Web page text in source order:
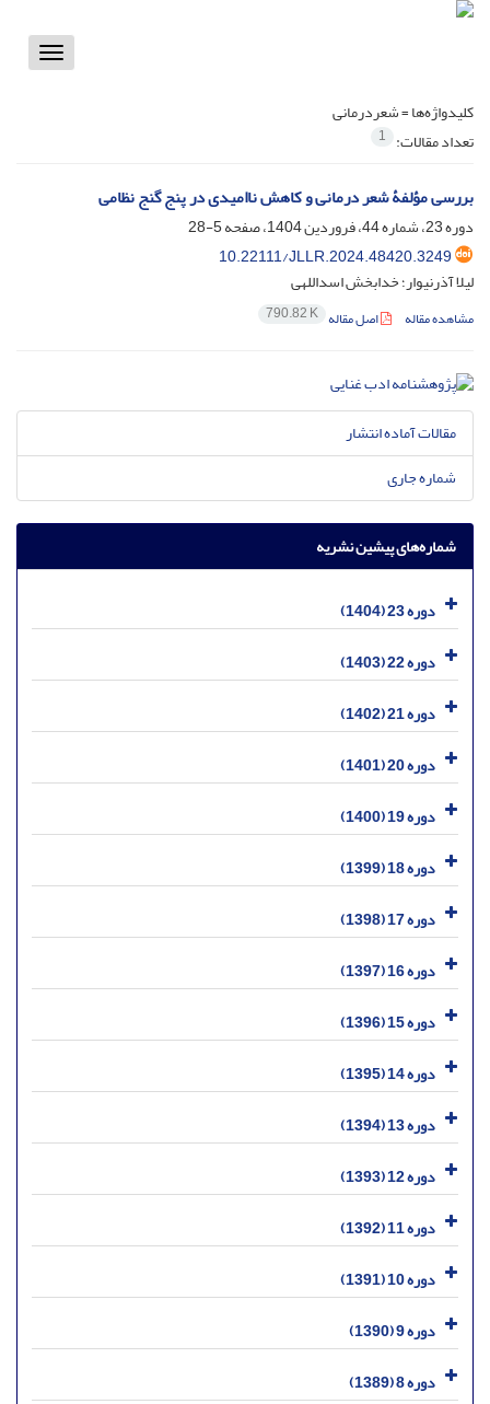
Toggle
کلیدواژه‌ها =شعردرمانی
تعداد مقالات: 1
بررسی مؤلفۀ شعر درمانی و کاهش ناامیدی در پنج گنج نظامی
دوره 23، شماره 44، فروردین 1404، صفحه
5-28
10.22111/JLLR.2024.48420.3249
لیلا آذرنیوار؛ خدابخش اسداللهی
مشاهده مقاله اصل مقاله 790.82 K
مقالات آماده انتشار
شماره جاری
شماره‌های پیشین نشریه
دوره 23 (1404)
دوره 22 (1403)
دوره 21 (1402)
دوره 20 (1401)
دوره 19 (1400)
دوره 18 (1399)
دوره 17 (1398)
دوره 16 (1397)
دوره 15 (1396)
دوره 14 (1395)
دوره 13 (1394)
دوره 12 (1393)
دوره 11 (1392)
دوره 10 (1391)
دوره 9 (1390)
دوره 8 (1389)